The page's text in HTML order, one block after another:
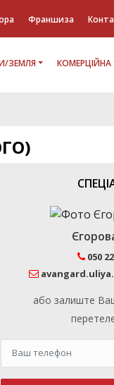
Франшиза
ЗЕМЛЯ КОМЕРЦІЙНА
050
або залиште